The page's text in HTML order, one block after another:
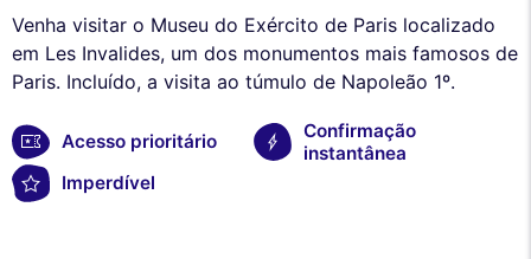
Venha visitar o Museu do Exército de Paris localizado
em Les Invalides, um dos monumentos mais famosos de
Paris. Incluído, a visita ao túmulo de Napoleão 1º.
Acesso prioritário
Confirmação
instantânea
Imperdível